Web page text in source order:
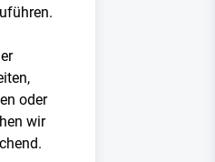
oder
wir